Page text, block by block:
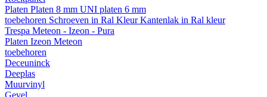
Platen Platen 8 mm UNI platen 6 mm
toebehoren Schroeven in Ral KleurKantenlak in Ral kleur
Trespa Meteon - Izeon - Pura
Platen Izeon Meteon
toebehoren
Deceuninck
Deeplas
Muurvinyl
Gevel